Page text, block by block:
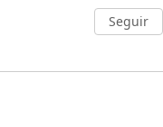
Seguir